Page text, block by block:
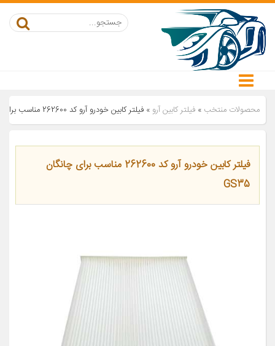
محصولات منتخب » فیلتر کابین آرو » فیلتر کابین خودرو آرو کد 262600 مناسب برای چانگان GS35
فیلتر کابین خودرو آرو کد 262600 مناسب برای چانگان
GS35